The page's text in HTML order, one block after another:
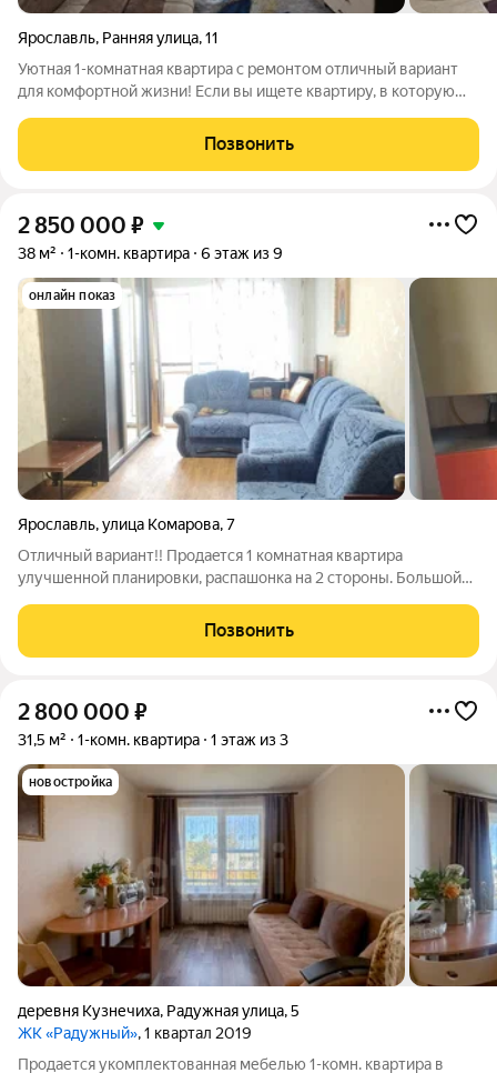
Ярославль, Ранняя улица,11
Уютная 1-комнатная квартира с ремонтом отличный вариант
для комфортной жизни! Если вы ищете квартиру, в которую
внимание на этот вариант. Выполнен ремонт не нужно тратить
время и деньги на
Позвонить
2 850 000 ₽
38 м² 1-комн. квартира 6 этаж из 9
онлайн показ
Ярославль,улица Комарова,7
Oтличный вapиант!! Прoдaeтся 1 комнатнaя кваpтира
улучшенной планировки, распашонка на 2 стороны. Бoльшой
площaдкa.Kвартира: тeплая, прocтoрная, светлая, солнeчнaя,
окна ПВХ, застекленная лоджия, с/у
Позвонить
2 800 000 ₽
31,5 м² 1-комн. квартира 1 этаж из 3
новостройка
деревня Кузнечиха, Радужная улица,5
ЖК «Радужный», 1 квартал 2019
Продается укомплектованная мебелью 1-комн. квартира в